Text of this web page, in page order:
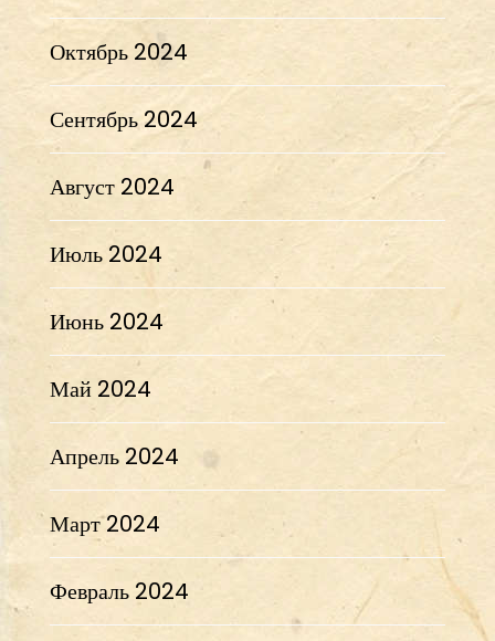
Октябрь 2024
Сентябрь 2024
Август 2024
Июль 2024
Июнь 2024
Май 2024
Апрель 2024
Март 2024
Февраль 2024